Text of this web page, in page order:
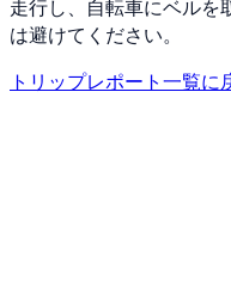
走行し、自転車にベルを
は避けてください。
トリップレポート一覧に